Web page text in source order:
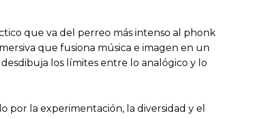
que va del perreo más intenso al phonk
que fusiona música e imagen en un
los límites entre lo analógico y lo
por la experimentación, la diversidad y el